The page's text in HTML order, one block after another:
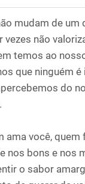
mudam de um
vezes não
temos ao
que ninguém
do
ama você, quem
nos bons e nos
o sabor